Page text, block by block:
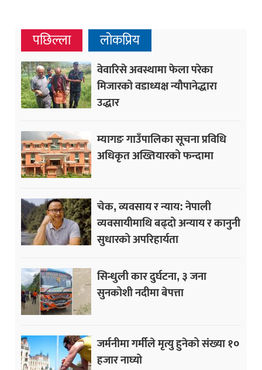
पछिल्ला लोकप्रिय
वेवारिसे अवस्थामा फेला परेका
मिजारको वडाध्यक्ष न्यौपानेद्धारा
उद्धार
म्यागङ गाउँपालिका सूचना प्रविधि
अधिकृत अख्तियारको फन्दामा
चेक, व्यवसाय र न्याय: नेपाली
व्यवसायीमाथि बढ्दो अन्याय र कानुनी
सुधारको अपरिहार्यता
सिन्धुली कार दुर्घटना, ३ जना
सुनकोशी नदीमा बेपत्ता
जर्मनीमा गर्मीले मृत्यु हुनेको संख्या १०
हजार नाघ्यो